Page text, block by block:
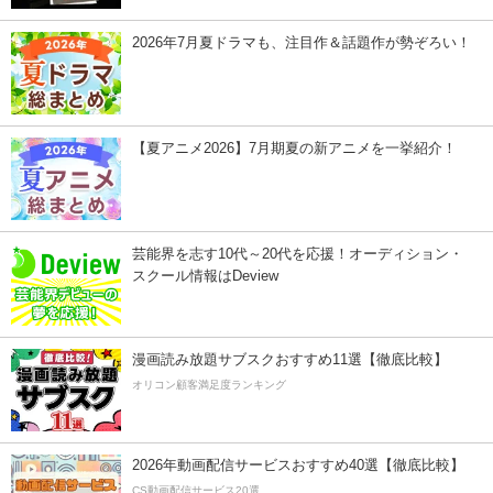
2026年7月夏ドラマも、注目作＆話題作が勢ぞろい！
【夏アニメ2026】7月期夏の新アニメを一挙紹介！
芸能界を志す10代～20代を応援！オーディション・
スクール情報はDeview
漫画読み放題サブスクおすすめ11選【徹底比較】
オリコン顧客満足度ランキング
2026年動画配信サービスおすすめ40選【徹底比較】
CS動画配信サービス20選